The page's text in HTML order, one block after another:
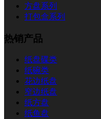
方盘系列
打包盒系列
热销产品
纸盘碟类
纸碗类
花边纸盘
窄边纸盘
纸方盘
纸鱼盘